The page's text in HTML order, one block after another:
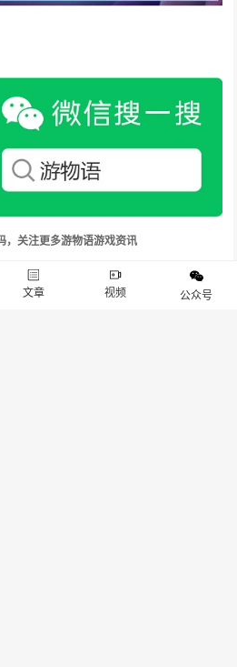
，关注更多游物语游戏资讯
Gameib.cn 整理发表，文章内容系作者个人观
文章 视频 公众号